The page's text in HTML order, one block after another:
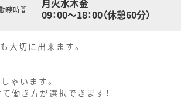
務時間
月火水木金
09：00～18：00（休憩60分）
大切に出来ます。
ゃいます。
働き方が選択できます！